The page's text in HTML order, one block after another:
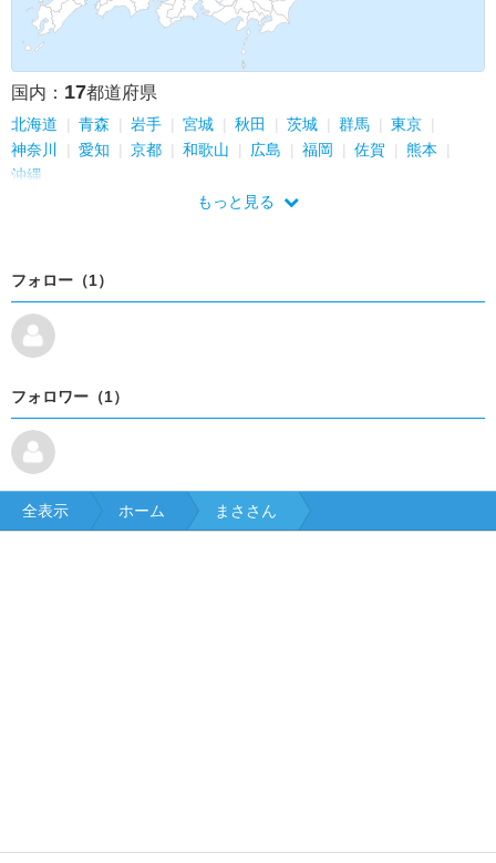
国内： 17都道府県
北海道 青森 岩手 宮城 秋田 茨城 群馬
東京
神奈川
愛知 京都 和歌山 広島 福岡 佐賀
熊本
沖縄
もっと見る
フォロー（1）
フォロワー（1）
全表示 ホーム まささん